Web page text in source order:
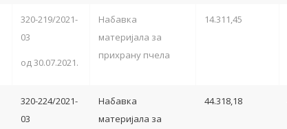
320-219/2021-
03
од 30.07.2021.
Набавка
материјала за
прихрану пчела
14.311,45
320-224/2021-
03
Набавка
материјала за
44.318,18